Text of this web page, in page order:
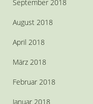
September 2018
August 2018
April 2018
März 2018
Februar 2018
Januar 2018